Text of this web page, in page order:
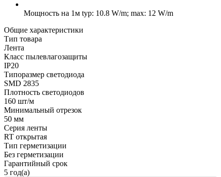
Мощность на 1м typ: 10.8 W/m; max: 12 W/m
Общие характеристики
Тип товара
Лента
Класс пылевлагозащиты
IP20
Типоразмер светодиода
SMD 2835
Плотность светодиодов
160 шт/м
Минимальный отрезок
50 мм
Серия ленты
RT открытая
Тип герметизации
Без герметизации
Гарантийный срок
5 год(а)